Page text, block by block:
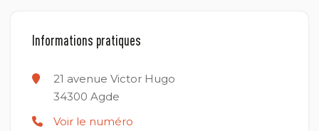
Informations pratiques
21 avenue Victor Hugo
34300 Agde
Voir le numéro